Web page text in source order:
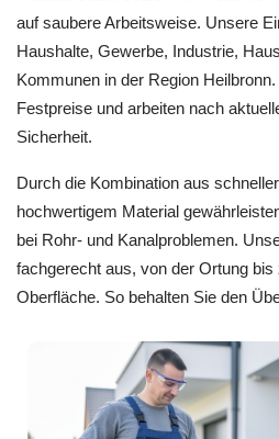
auf saubere Arbeitsweise. Unsere
Haushalte, Gewerbe, Industrie,
Kommunen in der Region
Festpreise und arbeiten nach
Sicherheit.
Durch die Kombination aus
hochwertigem Material
bei Rohr- und Kanalproblemen.
fachgerecht aus, von der Ortung
Oberfläche. So behalten Sie den